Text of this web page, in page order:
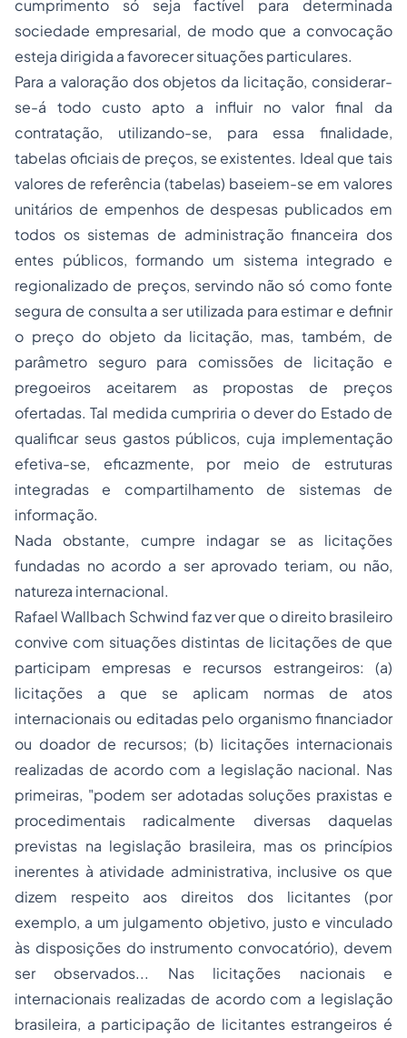
cumprimento só seja factível para determinada
sociedade empresarial, de modo que a convocação
esteja dirigida a favorecer situações particulares.
Para a valoração dos objetos da licitação, considerar-
se-á todo custo apto a influir no valor final da
contratação, utilizando-se, para essa finalidade,
tabelas oficiais de preços, se existentes. Ideal que tais
valores de referência (tabelas) baseiem-se em valores
unitários de empenhos de despesas publicados em
todos os sistemas de administração financeira dos
entes públicos, formando um sistema integrado e
regionalizado de preços, servindo não só como fonte
segura de consulta a ser utilizada para estimar e definir
o preço do objeto da licitação, mas, também, de
parâmetro seguro para comissões de licitação e
pregoeiros aceitarem as propostas de preços
ofertadas. Tal medida cumpriria o dever do Estado de
qualificar seus gastos públicos, cuja implementação
efetiva-se, eficazmente, por meio de estruturas
integradas e compartilhamento de sistemas de
informação.
Nada obstante, cumpre indagar se as licitações
fundadas no acordo a ser aprovado teriam, ou não,
natureza internacional.
Rafael Wallbach Schwind faz ver que o direito brasileiro
convive com situações distintas de licitações de que
participam empresas e recursos estrangeiros: (a)
licitações a que se aplicam normas de atos
internacionais ou editadas pelo organismo financiador
ou doador de recursos; (b) licitações internacionais
realizadas de acordo com a legislação nacional. Nas
primeiras, "podem ser adotadas soluções praxistas e
procedimentais radicalmente diversas daquelas
previstas na legislação brasileira, mas os princípios
inerentes à atividade administrativa, inclusive os que
dizem respeito aos direitos dos licitantes (por
exemplo, a um julgamento objetivo, justo e vinculado
às disposições do instrumento convocatório), devem
ser observados... Nas licitações nacionais e
internacionais realizadas de acordo com a legislação
brasileira, a participação de licitantes estrangeiros é